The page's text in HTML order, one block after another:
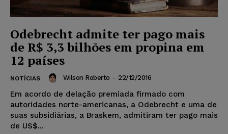
Odebrecht admite ter pago mais
de R$ 3,3 bilhões em propina em
12 países
NOTÍCIAS Wilson Roberto - 22/12/2016
Em acordo de delação premiada firmado com
autoridades norte-americanas, a Odebrecht e uma de
suas subsidiárias, a Braskem, admitiram ter pago mais
de US$...